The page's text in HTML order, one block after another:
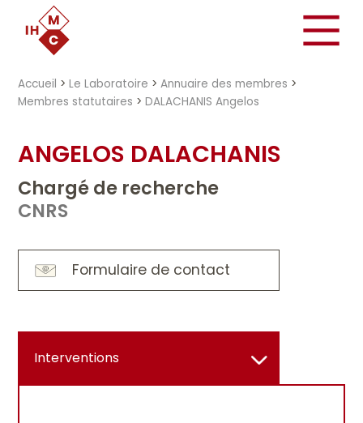
Accueil >Le Laboratoire >Annuaire des membres >
Membres statutaires >DALACHANIS Angelos
ANGELOS DALACHANIS
Chargé de recherche
CNRS
Formulaire de contact
Interventions